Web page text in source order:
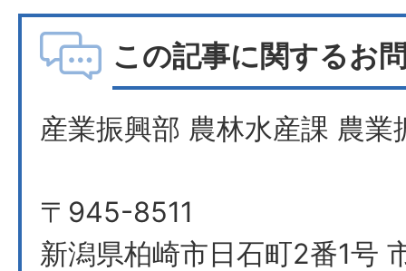
この記事に関するお
産業振興部 農林水産課 農業
〒945-8511
新潟県柏崎市日石町2番1号